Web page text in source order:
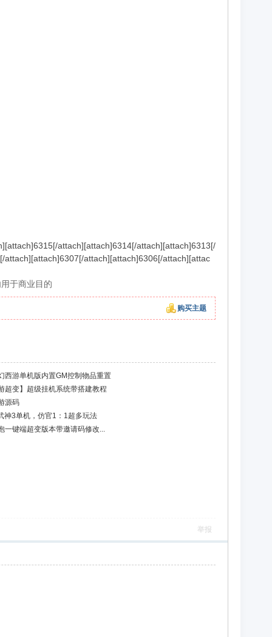
attach][attach]6314[/attach][attach]6313[/
attach][attach]6306[/attach][attac
于商业目的
购买主题
西游单机版内置GM控制物品重置
超变】超级挂机系统带搭建教程
源码
神3单机，仿官1：1超多玩法
一键端超变版本带邀请码修改...
举报